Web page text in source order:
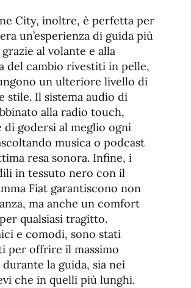
City, inoltre, è perfetta per
un’esperienza di guida più
al volante e alla
del cambio rivestiti in pelle,
un ulteriore livello di
stile. Il sistema audio di
alla radio touch,
di godersi al meglio ogni
musica o podcast
resa sonora. Infine, i
in tessuto nero con il
Fiat garantiscono non
ma anche un comfort
qualsiasi tragitto.
e comodi, sono stati
per offrire il massimo
durante la guida, sia nei
che in quelli più lunghi.